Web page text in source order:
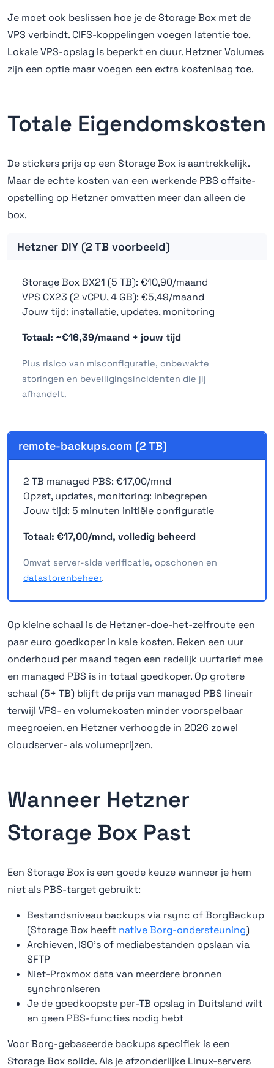
Je moet ook beslissen hoe je de Storage Box met de
VPS verbindt. CIFS-koppelingen voegen latentie toe.
Lokale VPS-opslag is beperkt en duur. Hetzner Volumes
zijn een optie maar voegen een extra kostenlaag toe.
Totale Eigendomskosten
De stickers prijs op een Storage Box is aantrekkelijk.
Maar de echte kosten van een werkende PBS offsite-
opstelling op Hetzner omvatten meer dan alleen de
box.
Hetzner DIY (2 TB voorbeeld)
Storage Box BX21 (5 TB): €10,90/maand
VPS CX23 (2 vCPU, 4 GB): €5,49/maand
Jouw tijd: installatie, updates, monitoring
Totaal: ~€16,39/maand + jouw tijd
Plus risico van misconfiguratie, onbewakte
storingen en beveiligingsincidenten die jij
afhandelt.
remote-backups.com (2 TB)
2 TB managed PBS: €17,00/mnd
Opzet, updates, monitoring: inbegrepen
Jouw tijd: 5 minuten initiële configuratie
Totaal: €17,00/mnd, volledig beheerd
Omvat server-side verificatie, opschonen en
datastorenbeheer.
Op kleine schaal is de Hetzner-doe-het-zelfroute een
paar euro goedkoper in kale kosten. Reken een uur
onderhoud per maand tegen een redelijk uurtarief mee
en managed PBS is in totaal goedkoper. Op grotere
schaal (5+ TB) blijft de prijs van managed PBS lineair
terwijl VPS- en volumekosten minder voorspelbaar
meegroeien, en Hetzner verhoogde in 2026 zowel
cloudserver- als volumeprijzen.
Wanneer Hetzner
Storage Box Past
Een Storage Box is een goede keuze wanneer je hem
niet als PBS-target gebruikt:
Bestandsniveau backups via rsync of BorgBackup
(Storage Box heeft native Borg-ondersteuning)
Archieven, ISO's of mediabestanden opslaan via
SFTP
Niet-Proxmox data van meerdere bronnen
synchroniseren
Je de goedkoopste per-TB opslag in Duitsland wilt
en geen PBS-functies nodig hebt
Voor Borg-gebaseerde backups specifiek is een
Storage Box solide. Als je afzonderlijke Linux-servers